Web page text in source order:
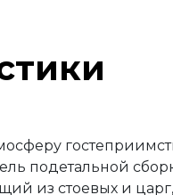
подетальной
из стоевых и царг,